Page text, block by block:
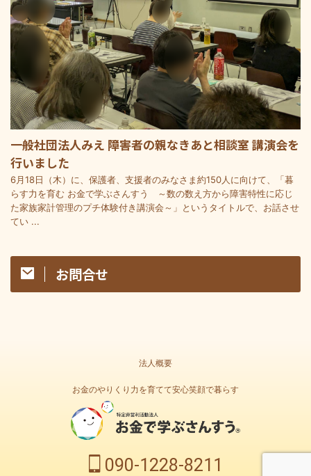
一般社団法人みえ 障害者の親なきあと相談室 講演会を
行いました
6月18日（木）に、保護者、支援者のみなさま約150人に向けて、「暮
らす力を育む お金で学ぶさんすう ～数の数え方から障害特性に応じ
た家族家計管理のプチ体験付き講演会～」というタイトルで、お話させ
てい ...
お問合せ
法人概要
お金のやりくり力を育てて安心笑顔で暮らす
090-1228-8211